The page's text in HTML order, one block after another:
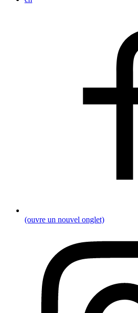
(ouvre un nouvel onglet)